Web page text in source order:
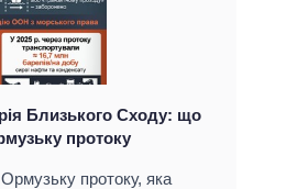
Близького Сходу: що
протоку
протоку, яка